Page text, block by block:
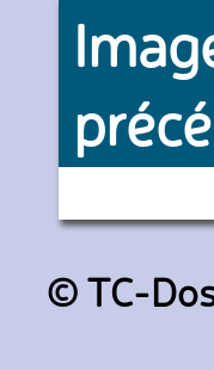
© TC-